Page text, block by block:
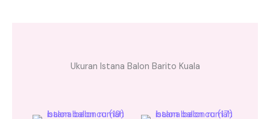
Ukuran Istana Balon Barito Kuala